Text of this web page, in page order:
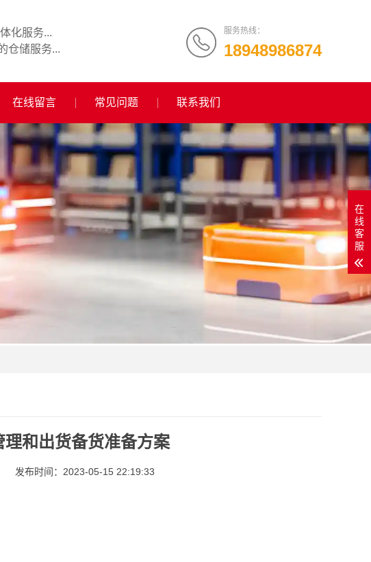
服务热线：
18948986874
化服务...
仓储服务...
在线留言 常见问题 联系我们
和出货备货准备方案
发布时间：2023-05-15 22:19:33
在
线
客
服